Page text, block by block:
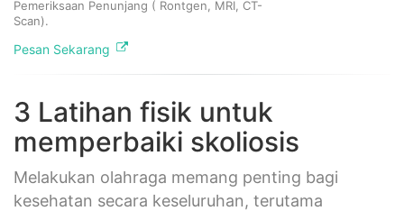
Pemeriksaan Penunjang ( Rontgen, MRI, CT-
Scan).
Pesan Sekarang
3 Latihan fisik untuk
memperbaiki skoliosis
Melakukan olahraga memang penting bagi
kesehatan secara keseluruhan, terutama